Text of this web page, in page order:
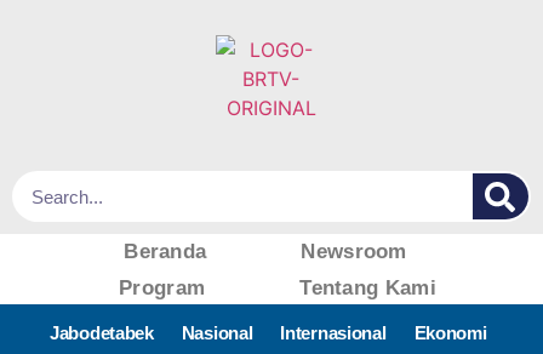
Beranda
Newsroom
Program
Tentang Kami
Jabodetabek Nasional Internasional
Ekonomi